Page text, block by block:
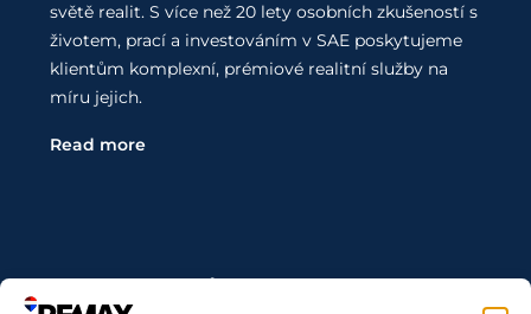
světě realit. S více než 20 lety osobních zkušeností s
životem, prací a investováním v SAE poskytujeme
klientům komplexní, prémiové realitní služby na
míru jejich.
Read more
Kontaktujte Nás